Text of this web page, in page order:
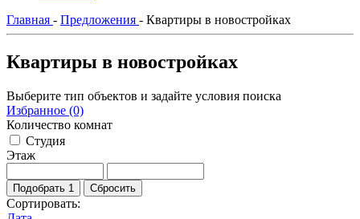
Главная - Предложения - Квартиры в новостройках
Квартиры в новостройках
Выберите тип объектов и задайте условия поиска
Избранное (0)
Количество комнат
Студия
Этаж
Подобрать 1 Сбросить
Сортировать: